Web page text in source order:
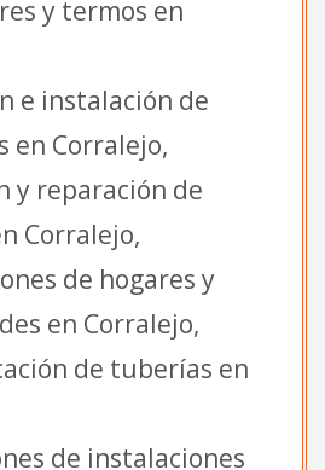
y termos en
e instalación de
en Corralejo,
y reparación de
Corralejo,
de hogares y
en Corralejo,
de tuberías en
de instalaciones